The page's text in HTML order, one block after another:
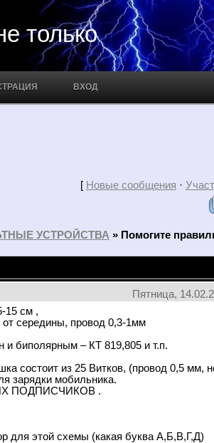
ВХОД
[ Новые сообщения ·
УСТРОЙСТВА » Помогите
Пятница,
15 см ,
от середины, провод 0,3-1мм
и биполярным – КТ 819,805 и т.п.
состоит из 25 Витков, (провод 0,5 мм,
зарядки мобильника.
ПОДПИСЧИКОВ .
для этой схемы (какая буква А,Б,В,Г,Д)